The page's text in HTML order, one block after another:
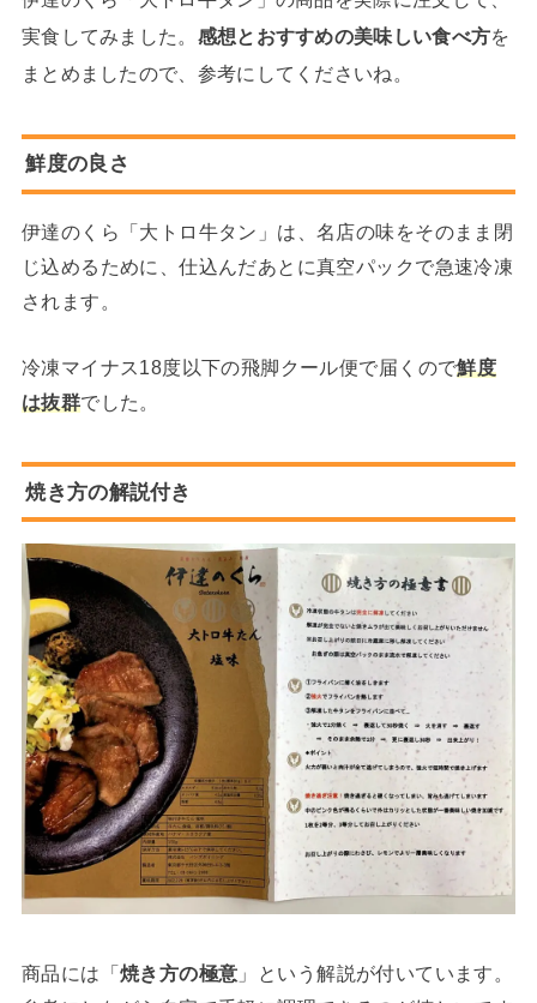
実食してみました。 感想とおすすめの美味しい食べ方を
まとめましたので、参考にしてくださいね。
鮮度の良さ
伊達のくら「大トロ牛タン」は、名店の味をそのまま閉
じ込めるために、仕込んだあとに真空パックで急速冷凍
されます。
冷凍マイナス18度以下の飛脚クール便で届くので鮮度
は抜群でした。
焼き方の解説付き
商品には「焼き方の極意 」という解説が付いています。